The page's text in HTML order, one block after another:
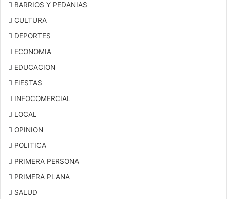
BARRIOS Y PEDANIAS
CULTURA
DEPORTES
ECONOMIA
EDUCACION
FIESTAS
INFOCOMERCIAL
LOCAL
OPINION
POLITICA
PRIMERA PERSONA
PRIMERA PLANA
SALUD